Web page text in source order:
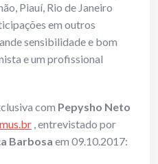
Piauí, Rio de Janeiro
em outros
sensibilidade e bom
e um profissional
com Pepysho Neto
, entrevistado por
Barbosa em 09.10.2017: